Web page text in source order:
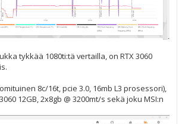
tykkää 1080ti:tä vertailla, on RTX 3060
8c/16t, pcie 3.0, 16mb L3 prosessori),
12GB, 2x8gb @ 3200mt/s sekä joku MSI:n